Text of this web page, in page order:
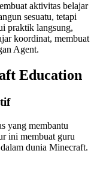
aktivitas belajar
sesuatu, tetapi
praktik langsung,
koordinat, membuat
Agent.
Education
yang membantu
ini membuat guru
dunia Minecraft.